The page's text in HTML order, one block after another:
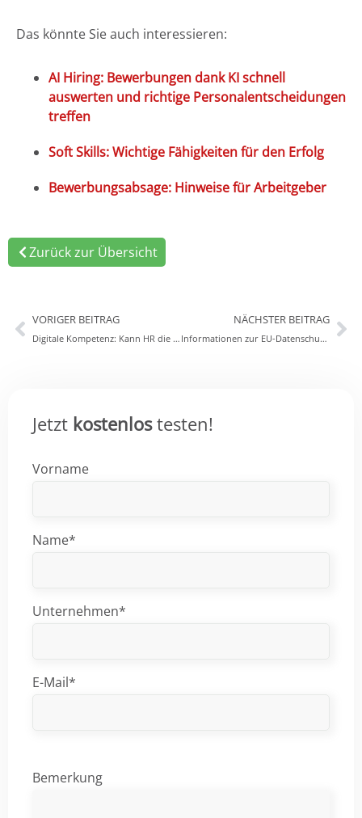
Das könnte Sie auch interessieren:
AI Hiring: Bewerbungen dank KI schnell
auswerten und richtige Personalentscheidungen
treffen
Soft Skills: Wichtige Fähigkeiten für den Erfolg
Bewerbungsabsage: Hinweise für Arbeitgeber
Zurück zur Übersicht
VORIGER BEITRAG
Digitale Kompetenz: Kann HR die Mitarbeiter fit für den digitalen Wandel machen?
NÄCHSTER BEITRAG
Informationen zur EU-Datenschutz-Grundverordnung 2018
Jetzt kostenlostesten!
Vorname
Name*
Unternehmen*
E-Mail*
Bemerkung